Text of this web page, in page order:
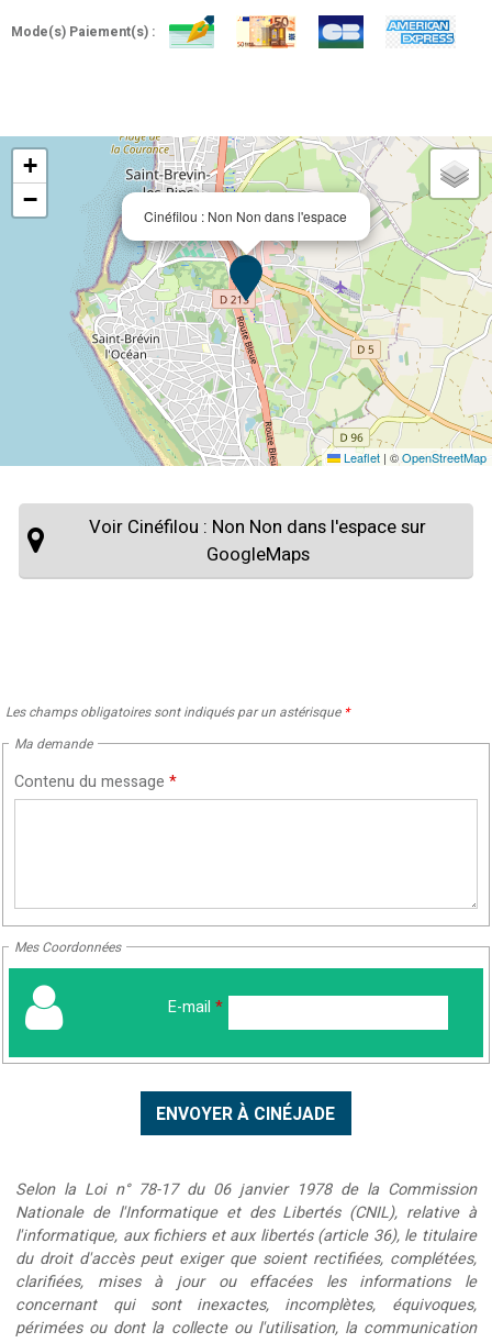
Mode(s) Paiement(s) :
Cinéfilou : Non Non dans l'espace
+
−
Leaflet | ©OpenStreetMap
Voir Cinéfilou : Non Non dans l'espace sur
GoogleMaps
Les champs obligatoires sont indiqués par un astérisque *
Ma demande
Contenu du message *
Mes Coordonnées
E-mail *
Selon la Loi n° 78-17 du 06 janvier 1978 de la Commission
Nationale de l'Informatique et des Libertés (CNIL), relative à
l'informatique, aux fichiers et aux libertés (article 36), le titulaire
du droit d'accès peut exiger que soient rectifiées, complétées,
clarifiées, mises à jour ou effacées les informations le
concernant qui sont inexactes, incomplètes, équivoques,
périmées ou dont la collecte ou l'utilisation, la communication